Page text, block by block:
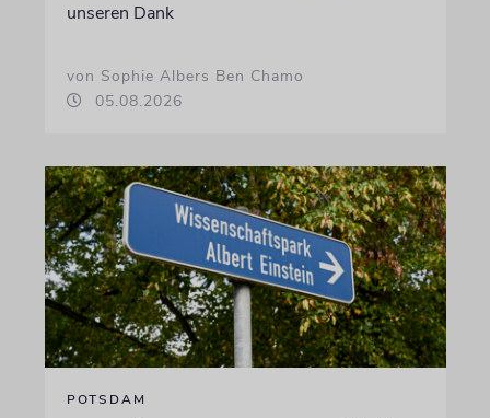
unseren Dank
von Sophie Albers Ben Chamo
05.08.2026
POTSDAM